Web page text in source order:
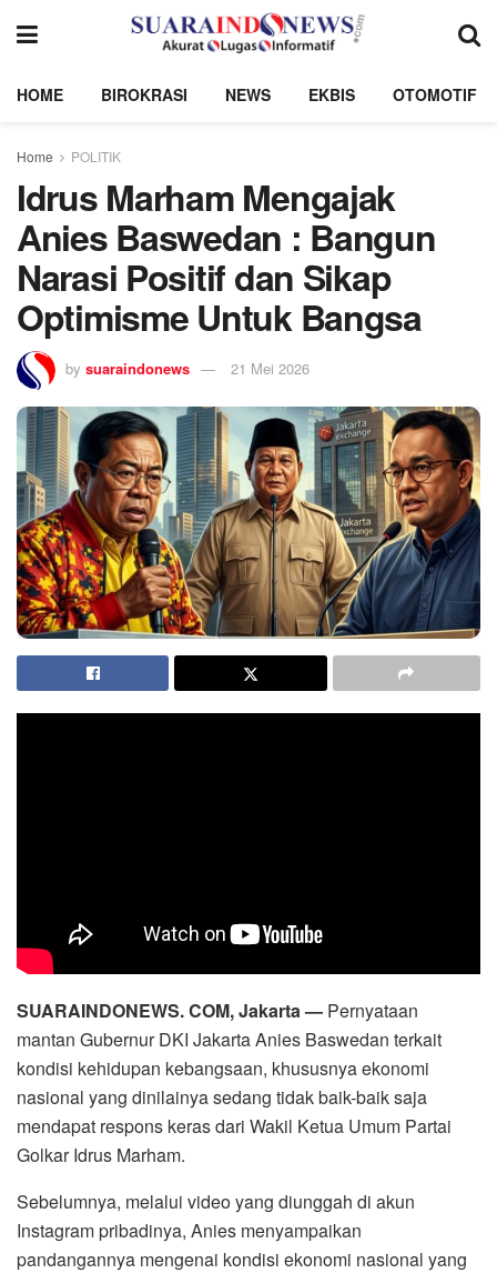
HOME BIROKRASI NEWS EKBIS OTOMOTIF
Home POLITIK
Idrus Marham Mengajak
Anies Baswedan : Bangun
Narasi Positif dan Sikap
Optimisme Untuk Bangsa
by suaraindonews 21 Mei 2026
SUARAINDONEWS. COM, Jakarta — Pernyataan
mantan Gubernur DKI Jakarta Anies Baswedan terkait
kondisi kehidupan kebangsaan, khususnya ekonomi
nasional yang dinilainya sedang tidak baik-baik saja
mendapat respons keras dari Wakil Ketua Umum Partai
Golkar Idrus Marham.
Sebelumnya, melalui video yang diunggah di akun
Instagram pribadinya, Anies menyampaikan
pandangannya mengenai kondisi ekonomi nasional yang